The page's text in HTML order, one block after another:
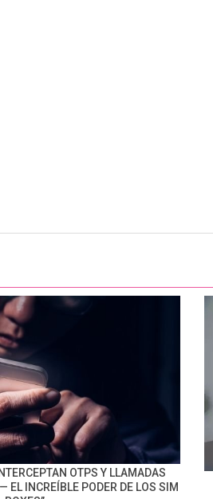
OTPS Y LLAMADAS
EL INCREÍBLE PODER DE LOS SIM